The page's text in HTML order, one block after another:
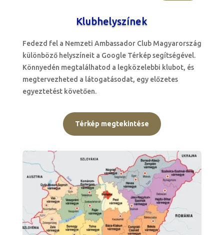
Klubhelyszínek
Fedezd fel a Nemzeti Ambassador Club Magyarország
különböző helyszíneit a Google Térkép segítségével.
Könnyedén megtalálhatod a legközelebbi klubot, és
megtervezheted a látogatásodat, egy előzetes
egyeztetést követően.
Térkép megtekintése